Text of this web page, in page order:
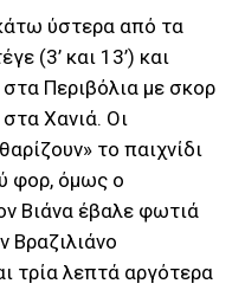
ύστερα από τα
(3’ και 13’) και
Περιβόλια με σκορ
Χανιά. Οι
το παιχνίδι
φορ, όμως ο
Βιάνα έβαλε φωτιά
Βραζιλιάνο
τρία λεπτά αργότερα